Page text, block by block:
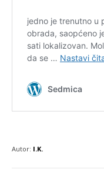
Autor: I.K.